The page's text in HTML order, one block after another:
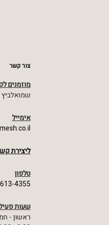
צור קשר
מוזמנים
שמואלביץ מרדכי
אימייל
ליצירת
טלפון
4355
שעות
ראשון -